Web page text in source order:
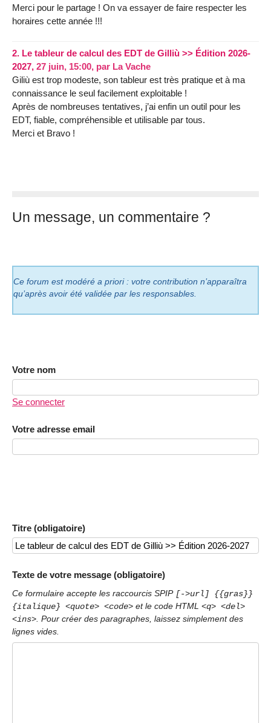
Merci pour le partage ! On va essayer de faire respecter les
horaires cette année !!!
2. Le tableur de calcul des EDT de Gilliù >> Édition 2026-
2027, 27 juin, 15:00, par La Vache
Giliù est trop modeste, son tableur est très pratique et à ma
connaissance le seul facilement exploitable !
Après de nombreuses tentatives, j’ai enfin un outil pour les
EDT, fiable, compréhensible et utilisable par tous.
Merci et Bravo !
Un message, un commentaire ?
Ce forum est modéré a priori : votre contribution n’apparaîtra
qu’après avoir été validée par les responsables.
Votre nom
Se connecter
Votre adresse email
Titre (obligatoire)
Texte de votre message (obligatoire)
Ce formulaire accepte les raccourcis SPIP [->url] {{gras}}
{italique} <quote> <code> et le code HTML <q> <del>
<ins>. Pour créer des paragraphes, laissez simplement des
lignes vides.